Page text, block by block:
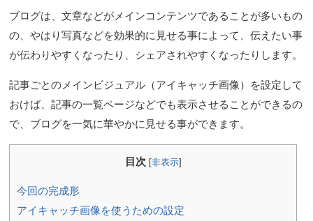
ブログは、文章などがメインコンテンツであることが多いもの
の、やはり写真などを効果的に見せる事によって、伝えたい事
が伝わりやすくなったり、シェアされやすくなったりします。
記事ごとのメインビジュアル（アイキャッチ画像）を設定して
おけば、記事の一覧ページなどでも表示させることができるの
で、ブログを一気に華やかに見せる事ができます。
目次 [非表示]
今回の完成形
アイキャッチ画像を使うための設定